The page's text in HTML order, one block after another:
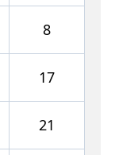
8
17
21